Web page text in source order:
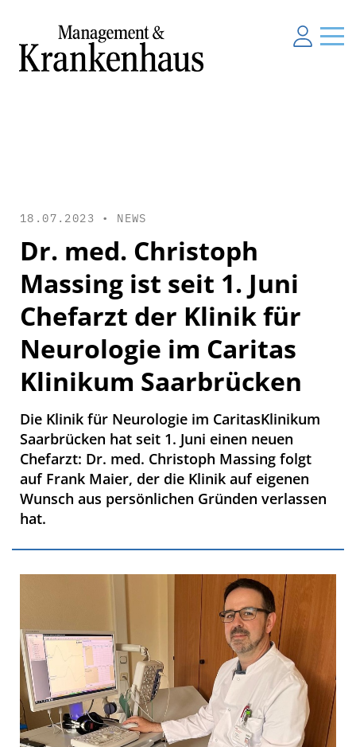
18.07.2023 • NEWS
Dr. med. Christoph
Massing ist seit 1. Juni
Chefarzt der Klinik für
Neurologie im Caritas
Klinikum Saarbrücken
Die Klinik für Neurologie im CaritasKlinikum
Saarbrücken hat seit 1. Juni einen neuen
Chefarzt: Dr. med. Christoph Massing folgt
auf Frank Maier, der die Klinik auf eigenen
Wunsch aus persönlichen Gründen verlassen
hat.